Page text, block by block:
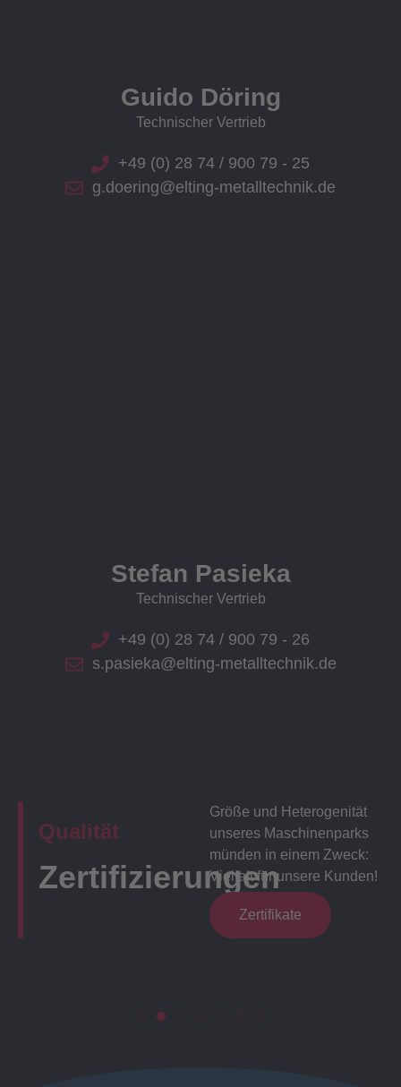
Guido Döring
Technischer Vertrieb
+49 (0) 28 74 / 900 79 - 25
g.doering@elting-metalltechnik.de
Stefan Pasieka
Technischer Vertrieb
+49 (0) 28 74 / 900 79 - 26
s.pasieka@elting-metalltechnik.de
Qualität
Zertifizierungen
Größe und Heterogenität
unseres Maschinenparks
münden in einem Zweck:
Vielfalt für unsere Kunden!
Zertifikate